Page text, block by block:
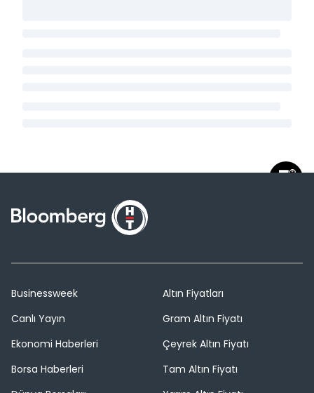
Businessweek
Canlı Yayın
Ekonomi Haberleri
Borsa Haberleri
Altın Fiyatları
Gram Altın Fiyatı
Çeyrek Altın Fiyatı
Tam Altın Fiyatı